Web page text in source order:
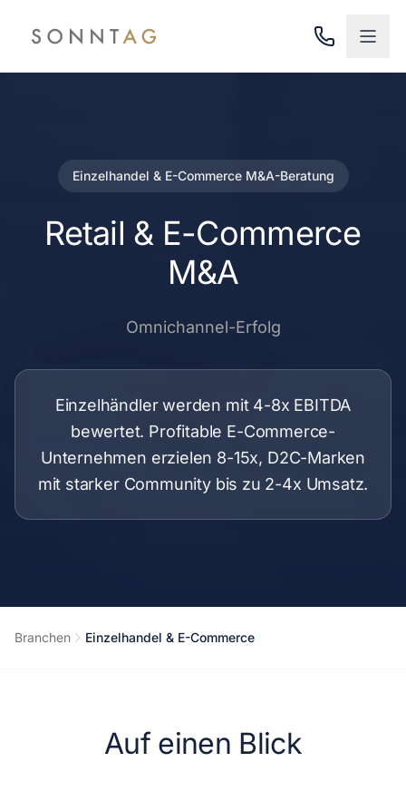
Einzelhandel & E-CommerceM&A-Beratung
Retail & E-Commerce
M&A
Omnichannel-Erfolg
Einzelhändler werden mit 4-8x EBITDA
bewertet. Profitable E-Commerce-
Unternehmen erzielen 8-15x, D2C-Marken
mit starker Community bis zu 2-4x Umsatz.
Branchen Einzelhandel & E-Commerce
Auf einen Blick